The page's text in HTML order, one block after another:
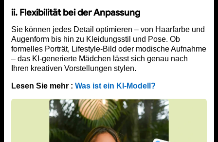
ii. Flexibilität bei der Anpassung
Sie können jedes Detail optimieren – von Haarfarbe und
Augenform bis hin zu Kleidungsstil und Pose. Ob
formelles Porträt, Lifestyle-Bild oder modische Aufnahme
– das KI-generierte Mädchen lässt sich genau nach
Ihren kreativen Vorstellungen stylen.
Lesen Sie mehr : Was ist ein KI-Modell?